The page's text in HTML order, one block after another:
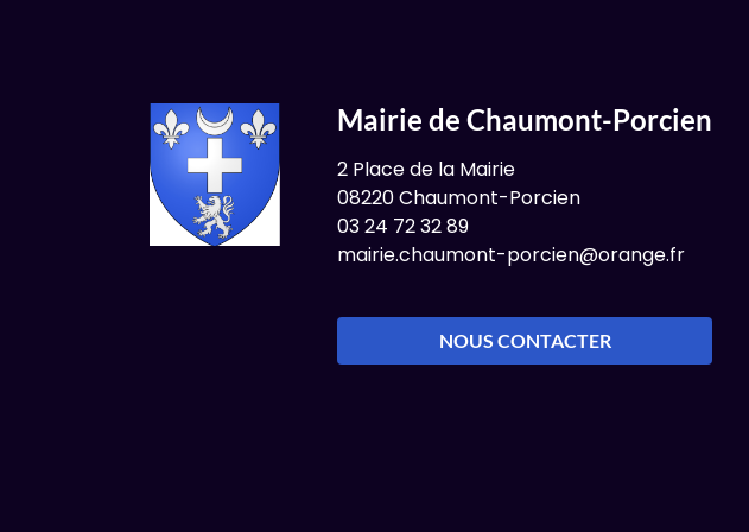
Mairie de Chaumont-Porcien
2 Place de la Mairie
08220 Chaumont-Porcien
03 24 72 32 89
mairie.chaumont-porcien@orange.fr
NOUS CONTACTER